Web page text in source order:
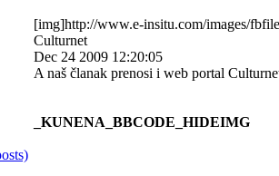
[img]http://www.e-insitu.com/images/
Culturnet
Dec 24 2009 12:20:05
A naš članak prenosi i web portal
_KUNENA_BBCODE_HIDEIMG